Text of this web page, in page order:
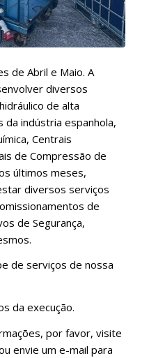
de Abril e Maio. A
diversos
de alta
indústria espanhola,
Centrais
de Compressão de
últimos meses,
diversos serviços
de
de Segurança,
de serviços de nossa
da execução.
por favor, visite
envie um e-mail para